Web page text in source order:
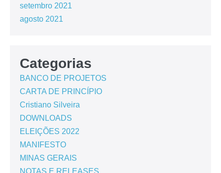
setembro 2021
agosto 2021
Categorias
BANCO DE PROJETOS
CARTA DE PRINCÍPIO
Cristiano Silveira
DOWNLOADS
ELEIÇÕES 2022
MANIFESTO
MINAS GERAIS
NOTAS E RELEASES